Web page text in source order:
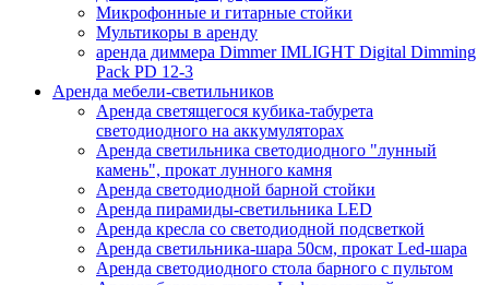
Микрофонные и гитарные стойки
Мультикоры в аренду
аренда диммера Dimmer IMLIGHT Digital Dimming
Pack PD 12-3
Аренда мебели-светильников
Аренда светящегося кубика-табурета
светодиодного на аккумуляторах
Аренда светильника светодиодного "лунный
камень", прокат лунного камня
Аренда светодиодной барной стойки
Аренда пирамиды-светильника LED
Аренда кресла со светодиодной подсветкой
Аренда светильника-шара 50см, прокат Led-шара
Аренда светодиодного стола барного с пультом